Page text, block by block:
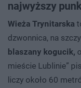
najwyższy
Wieża Trynitarska
dzwonnica, na
blaszany kogucik,
mieście Lublinie”
liczy około 60